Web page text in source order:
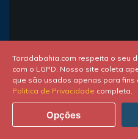
SOBRE
Torcidabahia.com respeita o seu
com o LGPD. Nosso site coleta
que são usados apenas para fins
Politica de Privacidade completa.
Opções